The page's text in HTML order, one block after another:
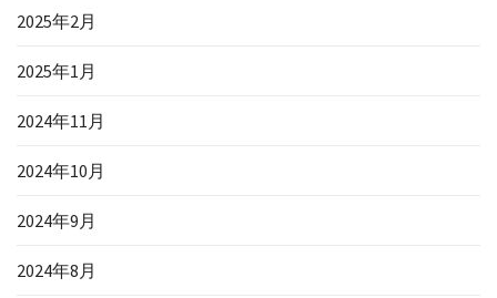
2025年2月
2025年1月
2024年11月
2024年10月
2024年9月
2024年8月